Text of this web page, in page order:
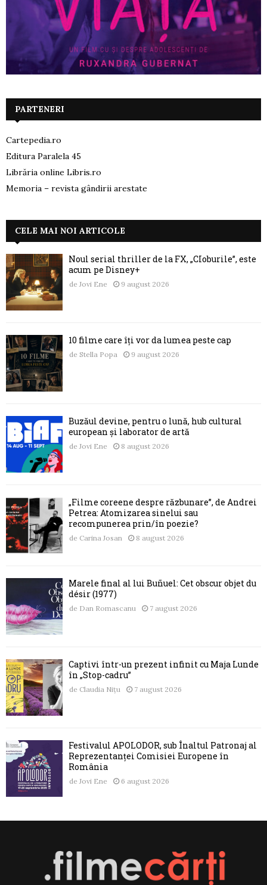
PARTENERI
Cartepedia.ro
Editura Paralela 45
Librăria online Libris.ro
Memoria – revista gândirii arestate
CELE MAI NOI ARTICOLE
Noul serial thriller de la FX, „CIoburile”, este
acum pe Disney+
de Jovi Ene 9 august 2026
10 filme care îți vor da lumea peste cap
de Stella Popa 9 august 2026
Buzăul devine, pentru o lună, hub cultural
european și laborator de artă
de Jovi Ene 8 august 2026
„Filme coreene despre răzbunare”, de Andrei
Petrea: Atomizarea sinelui sau
recompunerea prin/în poezie?
de Carina Josan 8 august 2026
Marele final al lui Buñuel: Cet obscur objet du
désir (1977)
de Dan Romascanu 7 august 2026
Captivi într-un prezent infinit cu Maja Lunde
în „Stop-cadru”
de Claudia Nițu 7 august 2026
Festivalul APOLODOR, sub Înaltul Patronaj al
Reprezentanței Comisiei Europene în
România
de Jovi Ene 6 august 2026